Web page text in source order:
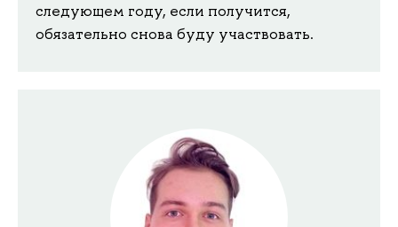
следующем году, если получится,
обязательно снова буду участвовать.